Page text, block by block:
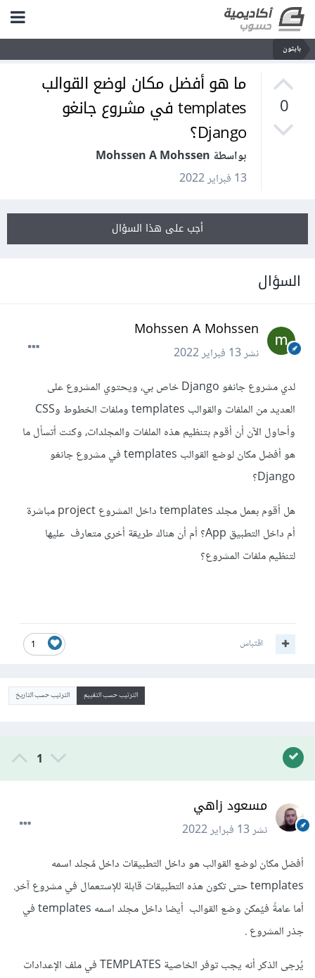
بايثون
0
ما هو أفضل مكان لوضع القوالب
templates في مشروع جانغو
Django؟
بواسطة Mohssen A Mohssen
13 فبراير 2022
أجب على هذا السؤال
السؤال
Mohssen A Mohssen
نشر13 فبراير 2022
لدي مشروع جانغو Django خاص بي، ويحتوي المشروع على
العديد من الملفات والقوالب templates وملفات الخطوط وCSS
وأحاول الآن أن أقوم بتنظيم هذه الملفات والمجلدات، وكنت أتسأل ما
هو أفضل مكان لوضع القوالب templates في مشروع جانغو
Django؟
هل أقوم بعمل مجلد templates داخل المشروع project مباشرة
أم داخل التطبيق App؟ أم أن هناك طريقة أخرى متعارف عليها
لتنظيم ملفات المشروع؟
1 اقتباس
الترتيب حسب التقييم الترتيب حسب التاريخ
1
مسعود زاهي
نشر13 فبراير 2022
أفضل مكان لوضع القوالب هو داخل التطبيقات داخل مٌجلد اسمه
templates حتى تكون هذه التطبيقات قابلة للإستعمال في مشروع آخر.
أما عامةً فيُمكن وضع القوالب أيضا داخل مجلد اسمه templates في
جذر المشروع .
يُرجى الذكر أنه يجب توفر الخاصية TEMPLATES في ملف الإعدادات